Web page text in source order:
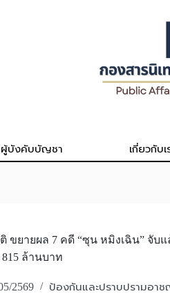
ผู้บังคับบัญชา เกี่ยวกับเ
ขยายผล 7 คดี “ซุน หมิงเฉิน” จับ
ล้านบาท
2569 ป้องกันและปราบปรามอา